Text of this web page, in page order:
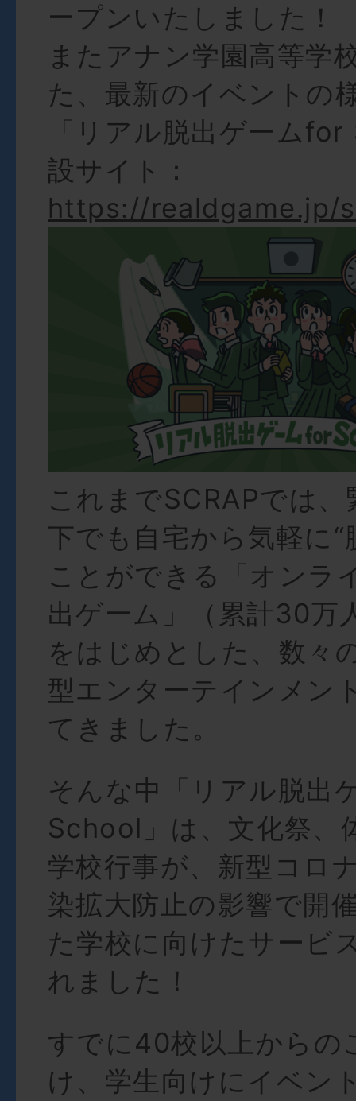
ープンいたしました！
またアナン学園高等学
た、最新のイベントの
「リアル脱出ゲーム
設サイト：
https://realdgame.jp/
これまでSCRAPでは、
下でも自宅から気軽に“
ことができる「オンラ
出ゲーム」（累計30万
をはじめとした、数々
型エンターテインメン
てきました。
そんな中「リアル脱出
School」は、文化祭、
学校行事が、新型コロ
染拡大防止の影響で開
た学校に向けたサービ
れました！
すでに40校以上からの
け、学生向けにイベン